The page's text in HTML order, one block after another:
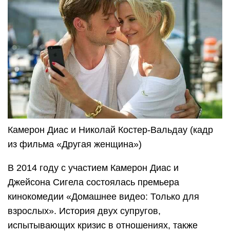
Камерон Диас и Николай Костер-Вальдау (кадр
из фильма «Другая женщина»)
В 2014 году с участием Камерон Диас и
Джейсона Сигела состоялась премьера
кинокомедии «Домашнее видео: Только для
взрослых». История двух супругов,
испытывающих кризис в отношениях, также